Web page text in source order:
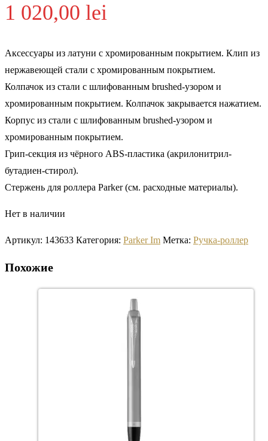
1 020,00 lei
Аксессуары из латуни с хромированным покрытием. Клип из
нержавеющей стали с хромированным покрытием.
Колпачок из стали с шлифованным brushed-узором и
хромированным покрытием. Колпачок закрывается нажатием.
Корпус из стали с шлифованным brushed-узором и
хромированным покрытием.
Грип-секция из чёрного ABS-пластика (акрилонитрил-
бутадиен-стирол).
Стержень для роллера Parker (см. расходные материалы).
Нет в наличии
Артикул: 143633 Категория: Parker Im Метка: Ручка-роллер
Похожие